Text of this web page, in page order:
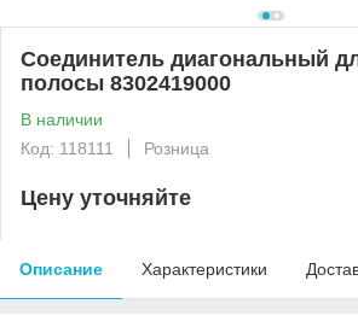
Cоединитель диагональный
полосы 8302419000
В наличии
Код: 118111
Розница
Цену уточняйте
Описание Характеристики